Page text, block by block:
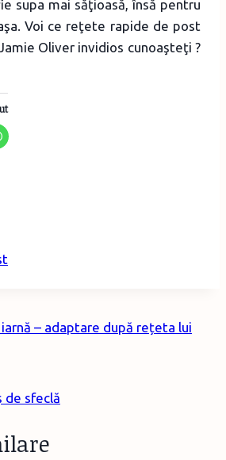
supa mai săţioasă, însă pentru
Voi ce reţete rapide de post
Oliver invidios cunoaşteţi ?
– adaptare după rețeta lui
de sfeclă